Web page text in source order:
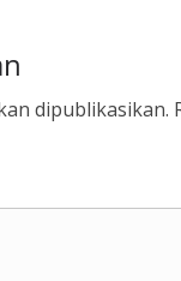
dipublikasikan.